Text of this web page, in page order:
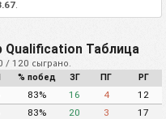
Qualification Таблица
/ 120 сыграно.
% побед ЗГ ПГ РГ
83% 16 4
12
83% 20 3
17